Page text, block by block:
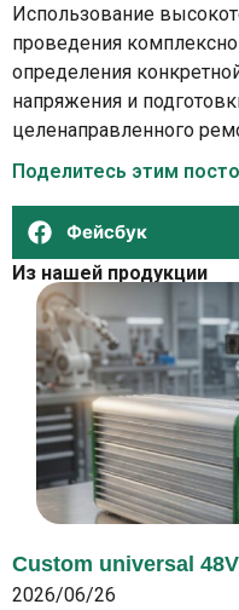
Использование
проведения
определения
напряжения и
целенаправленного
Поделитесь этим
Фейсбук
Из нашей продукции
Custom universal
2026/06/26